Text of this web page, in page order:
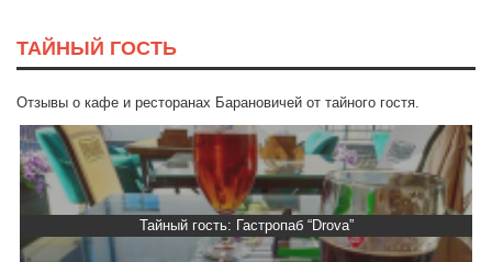
ТАЙНЫЙ ГОСТЬ
Отзывы о кафе и ресторанах Барановичей от тайного гостя.
Тайный гость: Ресторан “Папараць Кветка”